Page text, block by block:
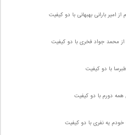
امیر بارانی بهبهانی با دو کیفیت
محمد جواد فخری با دو کیفیت
با دو کیفیت
همه دورم با دو کیفیت
یه نفری با دو کیفیت